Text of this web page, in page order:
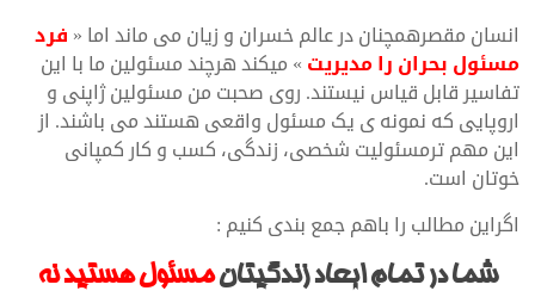
انسان مقصرهمچنان در عالم خسران و زیان می ماند اما «فرد
مسئول بحران را مدیریت» میکند هرچند مسئولین ما با این
تفاسیر قابل قیاس نیستند. روی صحبت من مسئولین ژاپنی و
اروپایی که نمونه ی یک مسئول واقعی هستند می باشند. از
این مهم ترمسئولیت شخصی، زندگی، کسب و کار کمپانی
خوتان است.
اگراین مطالب را باهم جمع بندی کنیم :
شما در تمام ابعاد زندگیتانمسئول هستید نه